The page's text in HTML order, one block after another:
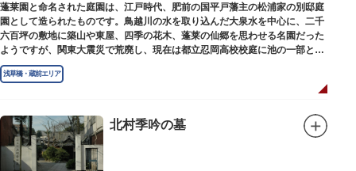
蓬莱園と命名された庭園は、江戸時代、肥前の国平戸藩主の松浦家の別邸庭
園として造られたものです。鳥越川の水を取り込んだ大泉水を中心に、二千
六百坪の敷地に築山や東屋、四季の花木、蓬莱の仙郷を思わせる名園だった
ようですが、関東大震災で荒廃し、現在は都立忍岡高校校庭に池の一部と都
指定の天然記念物の大イチョウを残すのみです。
浅草橋・蔵前エリア
北村季吟の墓